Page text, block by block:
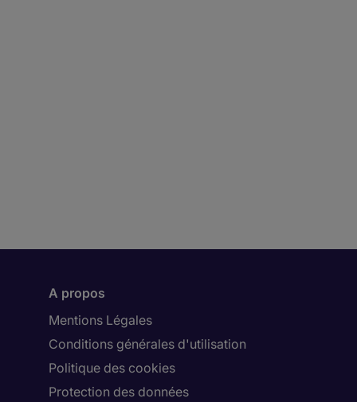
A propos
Mentions Légales
Conditions générales d'utilisation
Politique des cookies
Protection des données